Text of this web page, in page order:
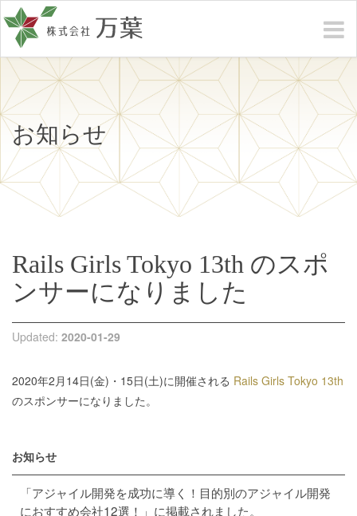
お知らせ
Rails Girls Tokyo 13th のスポ
ンサーになりました
Updated: 2020-01-29
2020年2月14日(金)・15日(土)に開催される Rails Girls Tokyo 13th
のスポンサーになりました。
お知らせ
「アジャイル開発を成功に導く！目的別のアジャイル開発
におすすめ会社12選！」に掲載されました。